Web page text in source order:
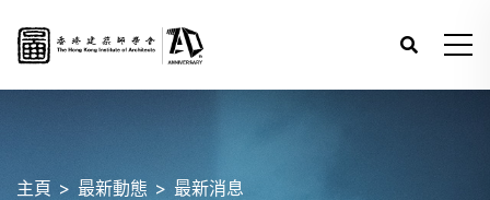
主頁 最新動態 最新消息